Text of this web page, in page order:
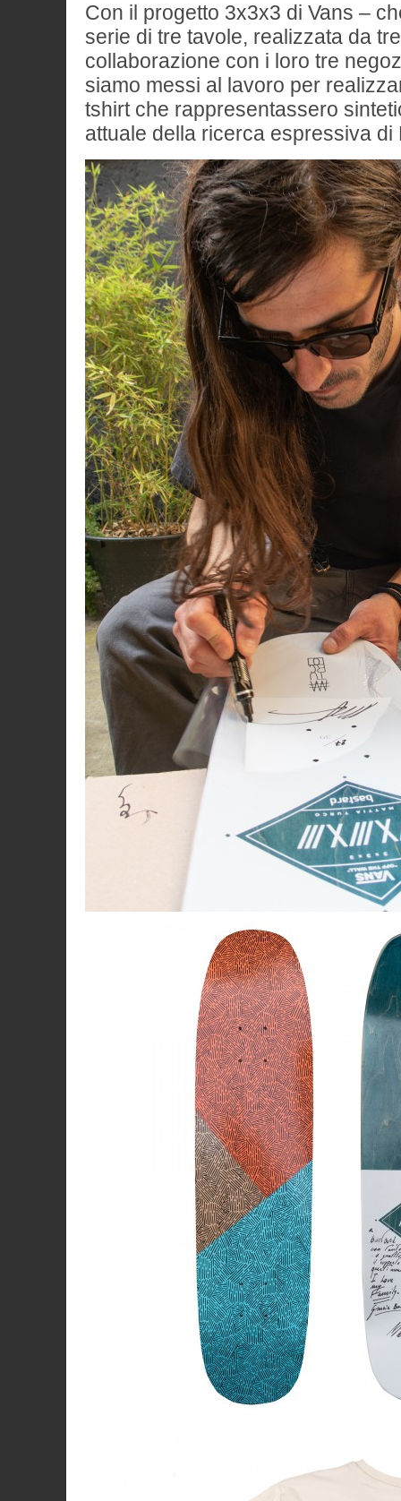
Con il progetto 3x3x3 di Vans –
serie di tre tavole, realizzata da
collaborazione con i loro tre
siamo messi al lavoro per
tshirt che rappresentassero
attuale della ricerca espressiva di